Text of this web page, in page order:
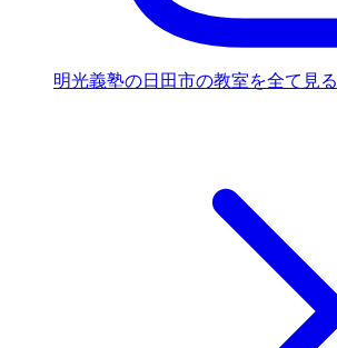
明光義塾の日田市の教室を全て見る